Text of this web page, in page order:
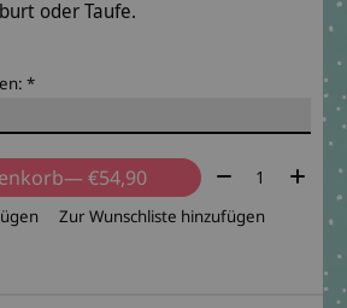
oder Taufe.
*
— €54,90 Menge:
Zur Wunschliste hinzufügen